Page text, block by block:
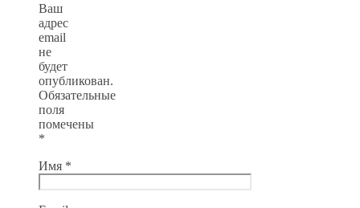
Ваш
адрес
email
не
будет
опубликован.
Обязательные
поля
помечены
*
Имя *